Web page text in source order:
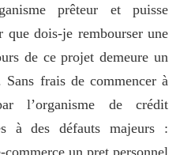
prêteur et puisse
que dois-je rembourser une
de ce projet demeure un
frais de commencer à
l’organisme de crédit
à des défauts majeurs :
un pret personnel